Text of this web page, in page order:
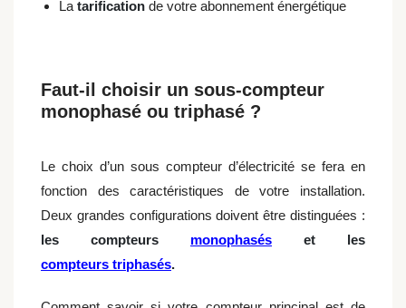
La tarification de votre abonnement énergétique
Faut-il choisir un sous-compteur
monophasé ou triphasé ?
Le choix d’un sous compteur d’électricité se fera en
fonction des caractéristiques de votre installation.
Deux grandes configurations doivent être distinguées :
les compteurs monophasés et les
compteurs triphasés.